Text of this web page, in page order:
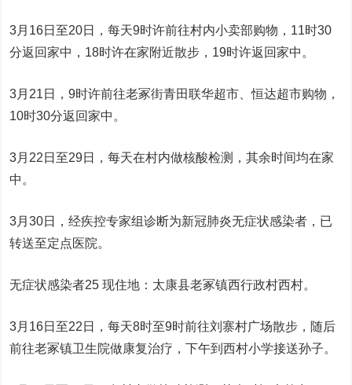
3月16日至20日，每天9时许前往村内小卖部购物，11时30
分返回家中，18时许在家附近散步，19时许返回家中。
3月21日，9时许前往老冢街青田联华超市、恒达超市购物，
10时30分返回家中。
3月22日至29日，每天在村内做核酸检测，其余时间均在家
中。
3月30日，经疾控专家组诊断为新冠肺炎无症状感染者，已
转送至定点医院。
无症状感染者25 现住地：太康县老冢镇西行政村西村。
3月16日至22日，每天8时至9时前往刘寨村广场散步，随后
前往老冢镇卫生院做康复治疗，下午到西村小学接送孙子。